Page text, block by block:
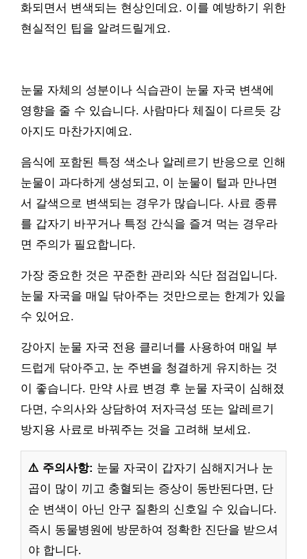
화되면서 변색되는 현상인데요. 이를 예방하기 위한
현실적인 팁을 알려드릴게요.
눈물 자체의 성분이나 식습관이 눈물 자국 변색에
영향을 줄 수 있습니다. 사람마다 체질이 다르듯 강
아지도 마찬가지예요.
음식에 포함된 특정 색소나 알레르기 반응으로 인해
눈물이 과다하게 생성되고, 이 눈물이 털과 만나면
서 갈색으로 변색되는 경우가 많습니다. 사료 종류
를 갑자기 바꾸거나 특정 간식을 즐겨 먹는 경우라
면 주의가 필요합니다.
가장 중요한 것은 꾸준한 관리와 식단 점검입니다.
눈물 자국을 매일 닦아주는 것만으로는 한계가 있을
수 있어요.
강아지 눈물 자국 전용 클리너를 사용하여 매일 부
드럽게 닦아주고, 눈 주변을 청결하게 유지하는 것
이 좋습니다. 만약 사료 변경 후 눈물 자국이 심해졌
다면, 수의사와 상담하여 저자극성 또는 알레르기
방지용 사료로 바꿔주는 것을 고려해 보세요.
⚠️ 주의사항: 눈물 자국이 갑자기 심해지거나 눈
곱이 많이 끼고 충혈되는 증상이 동반된다면, 단
순 변색이 아닌 안구 질환의 신호일 수 있습니다.
즉시 동물병원에 방문하여 정확한 진단을 받으셔
야 합니다.